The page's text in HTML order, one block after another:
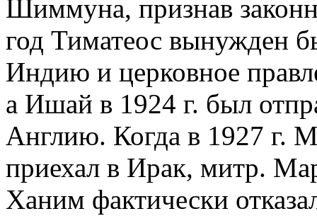
Шиммуна, признав
год Тиматеос вынужден
Индию и церковное
а Ишай в 1924 г. был
Англию. Когда в 1927 г.
приехал в Ирак, митр.
Ханим фактически